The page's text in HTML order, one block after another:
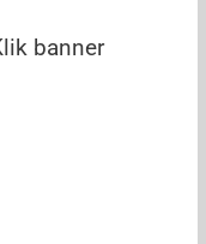
banner